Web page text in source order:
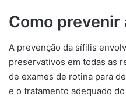
Como prevenir
A prevenção da sífilis
preservativos em todas as
de exames de rotina para
e o tratamento adequado